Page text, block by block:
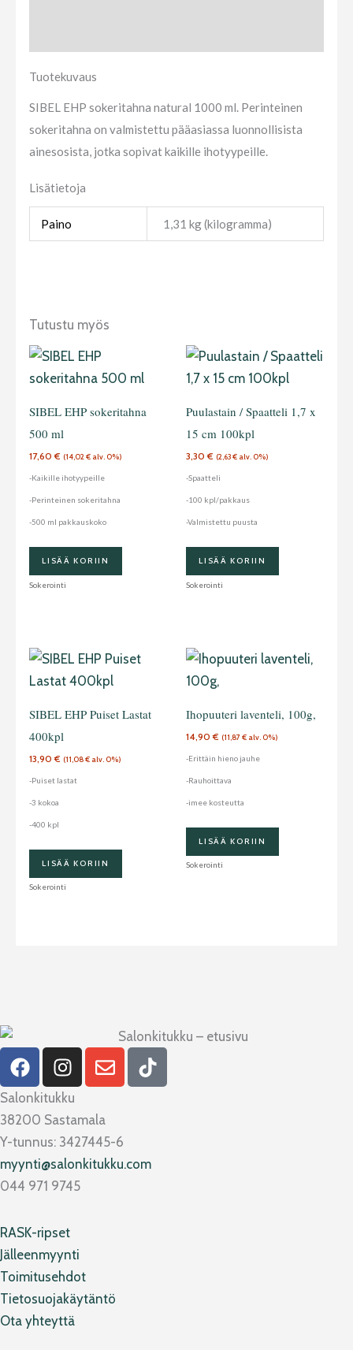
Tuotekuvaus
SIBEL EHP sokeritahna natural 1000 ml. Perinteinen
sokeritahna on valmistettu pääasiassa luonnollisista
ainesosista, jotka sopivat kaikille ihotyypeille.
Lisätietoja
Paino 1,31 kg (kilogramma)
Tutustu myös
SIBEL EHP sokeritahna
500 ml
17,60€ (14,02€ alv. 0%)
-Kaikille ihotyypeille
-Perinteinen sokeritahna
-500 ml pakkauskoko
LISÄÄ KORIIN
Sokerointi
Puulastain / Spaatteli 1,7 x
15 cm 100kpl
3,30€ (2,63€ alv. 0%)
-Spaatteli
-100 kpl/pakkaus
-Valmistettu puusta
LISÄÄ KORIIN
Sokerointi
SIBEL EHP Puiset Lastat
400kpl
13,90€ (11,08€ alv. 0%)
-Puiset lastat
-3 kokoa
-400 kpl
LISÄÄ KORIIN
Sokerointi
Ihopuuteri laventeli, 100g,
14,90€ (11,87€ alv. 0%)
-Erittäin hieno jauhe
-Rauhoittava
-imee kosteutta
LISÄÄ KORIIN
Sokerointi
F
a
c
e
b
o
o
k
I
n
s
t
a
g
r
a
E
n
e
l
o
p
T
i
Salonkitukku
38200 Sastamala
Y-tunnus: 3427445-6
myynti@salonkitukku.com
044 971 9745
RASK-ripset
Jälleenmyynti
Toimitusehdot
Tietosuojakäytäntö
Ota yhteyttä